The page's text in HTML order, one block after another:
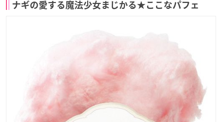
ナギの愛する魔法少女まじかる★ここなパフェ